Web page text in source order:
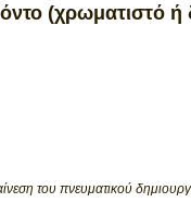
(χρωματιστό ή
του πνευματικού